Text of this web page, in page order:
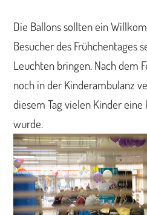
Die Ballons sollten ein
Besucher des Frühchentages
Leuchten bringen. Nach dem
noch in der Kinderambulanz
diesem Tag vielen Kinder
wurde.